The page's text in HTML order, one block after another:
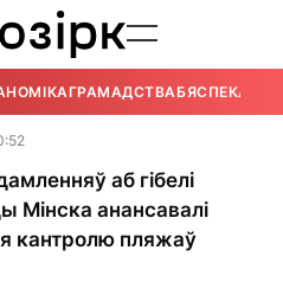
ГРАМАДСТВАБЯСПЕКА
аб гібелі
Мінска анансавалі
кантролю пляжаў